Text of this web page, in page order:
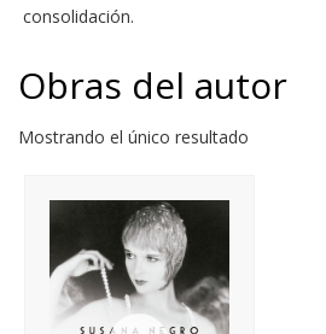
consolidación.
Obras del autor
Mostrando el único resultado